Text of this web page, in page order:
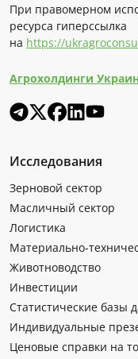
При правомерном
ресурса гиперссылка
на https://
Агрохолдинги
Исследования
Зерновой сектор
Масличный сектор
Логистика
Материально-
Животноводство
Инвестиции
Статистические базы
Индивидуальные
Ценовые справки на